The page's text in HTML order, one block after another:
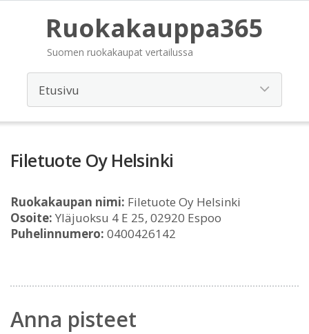
Ruokakauppa365
Suomen ruokakaupat vertailussa
Filetuote Oy Helsinki
Ruokakaupan nimi: Filetuote Oy Helsinki
Osoite: Yläjuoksu 4 E 25, 02920 Espoo
Puhelinnumero: 0400426142
Anna pisteet